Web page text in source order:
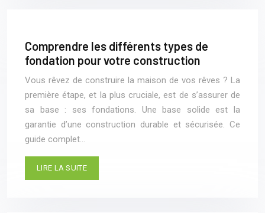
Comprendre les différents types de
fondation pour votre construction
Vous rêvez de construire la maison de vos rêves ? La
première étape, et la plus cruciale, est de s’assurer de
sa base : ses fondations. Une base solide est la
garantie d’une construction durable et sécurisée. Ce
guide complet…
LIRE LA SUITE